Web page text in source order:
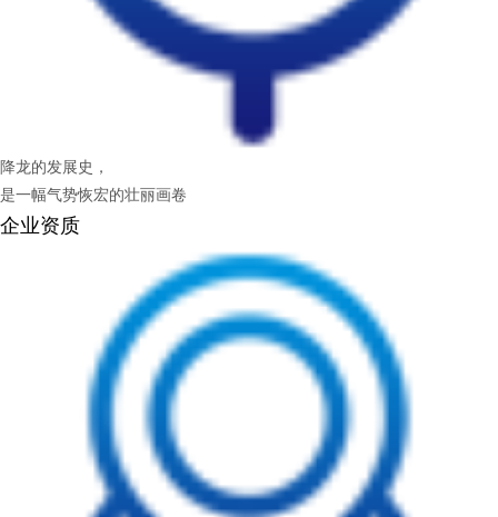
降龙的发展史，
是一幅气势恢宏的壮丽画卷
企业资质